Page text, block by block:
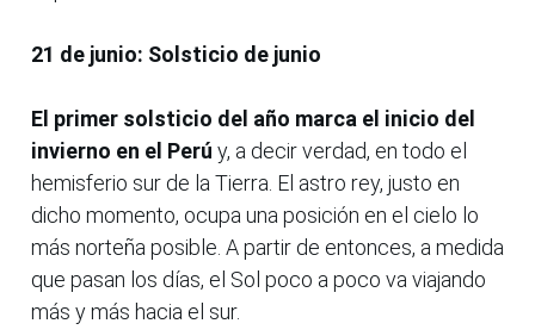
21 de junio: Solsticio de junio
El primer solsticio del año marca el inicio del
invierno en el Perú y, a decir verdad, en todo el
hemisferio sur de la Tierra. El astro rey, justo en
dicho momento, ocupa una posición en el cielo lo
más norteña posible. A partir de entonces, a medida
que pasan los días, el Sol poco a poco va viajando
más y más hacia el sur.